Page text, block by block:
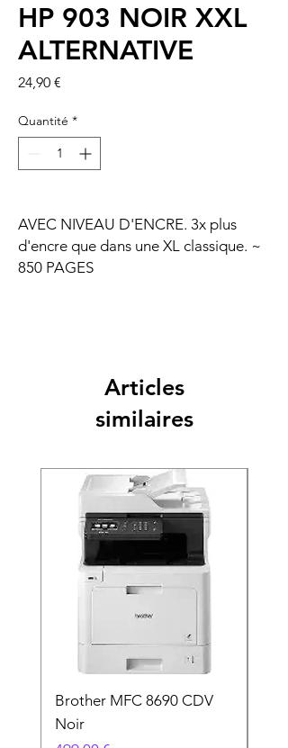
HP 903 NOIR XXL
ALTERNATIVE
24,90 €
Quantité *
AVEC NIVEAU D'ENCRE. 3x plus
d'encre que dans une XL classique. ~
850 PAGES
Articles
similaires
Brother MFC 8690 CDV
Noir